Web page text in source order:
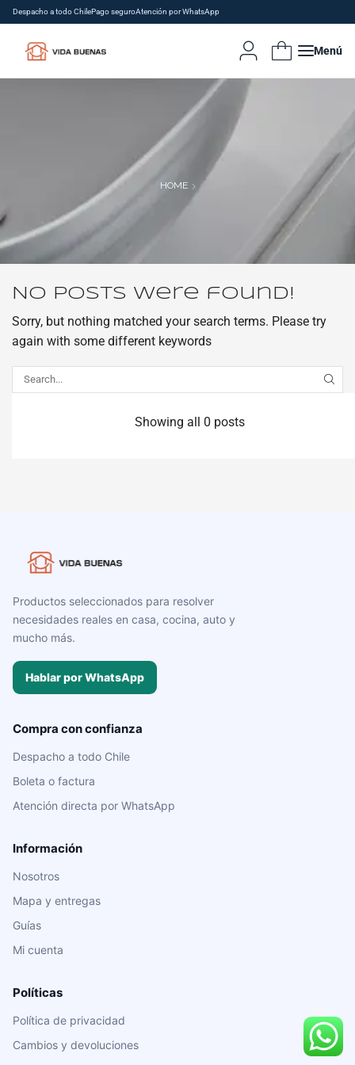
Despacho a todo ChilePago seguroAtención por WhatsApp
Menú
HOME
No posts were found!
Sorry, but nothing matched your search terms. Please try
again with some different keywords
Showing all 0 posts
Productos seleccionados para resolver
necesidades reales en casa, cocina, auto y
mucho más.
Hablar por WhatsApp
Compra con confianza
Despacho a todo Chile
Boleta o factura
Atención directa por WhatsApp
Información
Nosotros
Mapa y entregas
Guías
Mi cuenta
Políticas
Política de privacidad
Cambios y devoluciones